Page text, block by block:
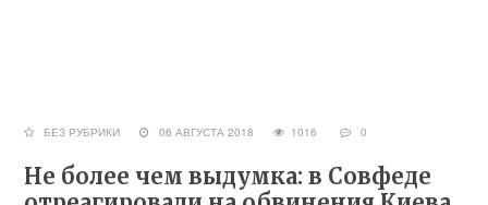
БЕЗ РУБРИКИ 06 АВГУСТА 2018 1016 0
Не более чем выдумка: в Совфеде